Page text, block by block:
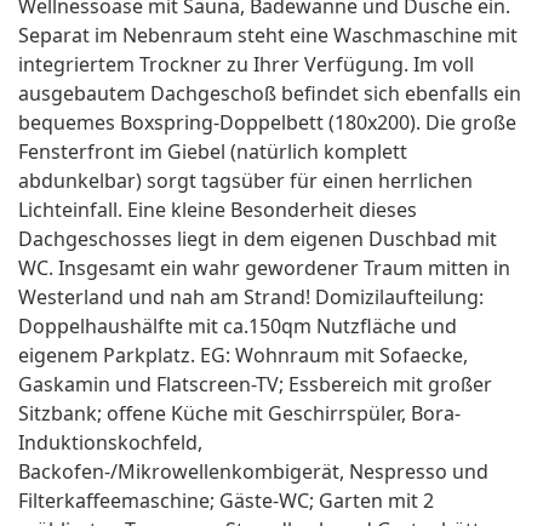
Wellnessoase mit Sauna, Badewanne und Dusche ein.
Separat im Nebenraum steht eine Waschmaschine mit
integriertem Trockner zu Ihrer Verfügung. Im voll
ausgebautem Dachgeschoß befindet sich ebenfalls ein
bequemes Boxspring-Doppelbett (180x200). Die große
Fensterfront im Giebel (natürlich komplett
abdunkelbar) sorgt tagsüber für einen herrlichen
Lichteinfall. Eine kleine Besonderheit dieses
Dachgeschosses liegt in dem eigenen Duschbad mit
WC. Insgesamt ein wahr gewordener Traum mitten in
Westerland und nah am Strand! Domizilaufteilung:
Doppelhaushälfte mit ca.150qm Nutzfläche und
eigenem Parkplatz. EG: Wohnraum mit Sofaecke,
Gaskamin und Flatscreen-TV; Essbereich mit großer
Sitzbank; offene Küche mit Geschirrspüler, Bora-
Induktionskochfeld,
Backofen-/Mikrowellenkombigerät, Nespresso und
Filterkaffeemaschine; Gäste-WC; Garten mit 2